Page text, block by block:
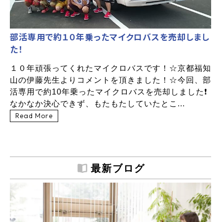
部活専用で約１０年乗ったマイクロバスを売却しまし
た！
１０年頑張ってくれたマイクロバスです！☆京都福知
山の伊藤先生よりコメントを頂きました！☆今回、部
活専用で約10年乗ったマイクロバスを売却しました❗
なかなか決心できず、もたもたしていたとこ...
Read More
最新ブログ